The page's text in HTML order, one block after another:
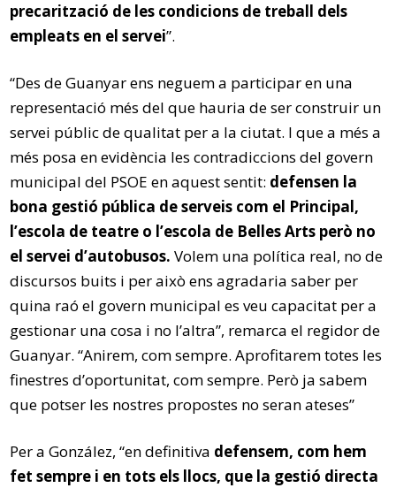
precarització de les condicions de treball dels
empleats en el servei”.
“Des de Guanyar ens neguem a participar en una
representació més del que hauria de ser construir un
servei públic de qualitat per a la ciutat. I que a més a
més posa en evidència les contradiccions del govern
municipal del PSOE en aquest sentit: defensen la
bona gestió pública de serveis com el Principal,
l’escola de teatre o l’escola de Belles Arts però no
el servei d’autobusos. Volem una política real, no de
discursos buits i per això ens agradaria saber per
quina raó el govern municipal es veu capacitat per a
gestionar una cosa i no l’altra”, remarca el regidor de
Guanyar. “Anirem, com sempre. Aprofitarem totes les
finestres d’oportunitat, com sempre. Però ja sabem
que potser les nostres propostes no seran ateses”
Per a González, “en definitiva defensem, com hem
fet sempre i en tots els llocs, que la gestió directa